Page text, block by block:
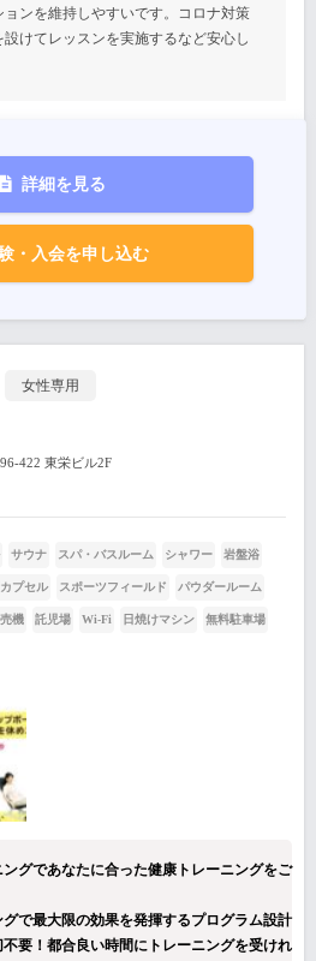
ンを維持しやすいです。コロナ対策
けてレッスンを実施するなど安心し
詳細を見る
・入会を申し込む
女性専用
422 東栄ビル2F
サウナ スパ・バスルーム シャワー 岩盤浴
プセル スポーツフィールド パウダールーム
機 託児場 Wi-Fi 日焼けマシン 無料駐車場
グであなたに合った健康トレーニングをご
で最大限の効果を発揮するプログラム設計
要！都合良い時間にトレーニングを受けれ